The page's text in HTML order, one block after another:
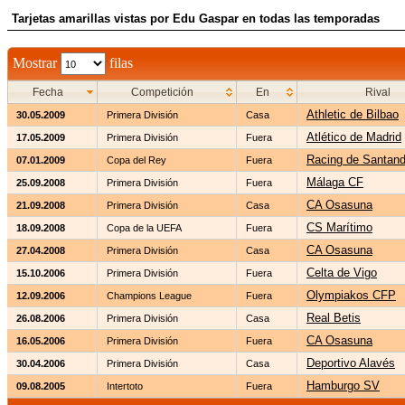
Tarjetas amarillas vistas por Edu Gaspar en todas las temporadas
Mostrar filas
Fecha Competición En Rival
30.05.2009 Primera División Casa Athletic de Bilbao
17.05.2009 Primera División Fuera Atlético de Madrid
07.01.2009 Copa del Rey Fuera Racing de
25.09.2008 Primera División Fuera Málaga CF
21.09.2008 Primera División Casa CA Osasuna
18.09.2008 Copa de la UEFA Fuera CS Marítimo
27.04.2008 Primera División Casa CA Osasuna
15.10.2006 Primera División Fuera Celta de Vigo
12.09.2006 Champions League Fuera Olympiakos CFP
26.08.2006 Primera División Casa Real Betis
16.05.2006 Primera División Fuera CA Osasuna
30.04.2006 Primera División Casa Deportivo Alavés
09.08.2005 Intertoto Fuera Hamburgo SV